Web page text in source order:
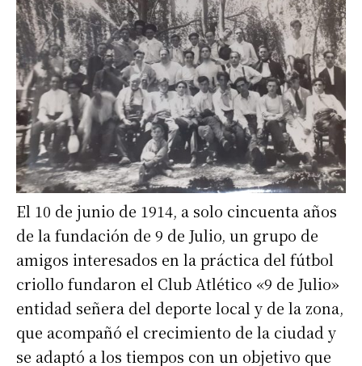
El 10 de junio de 1914, a solo cincuenta años
de la fundación de 9 de Julio, un grupo de
amigos interesados en la práctica del fútbol
criollo fundaron el Club Atlético «9 de Julio»
entidad señera del deporte local y de la zona,
que acompañó el crecimiento de la ciudad y
se adaptó a los tiempos con un objetivo que